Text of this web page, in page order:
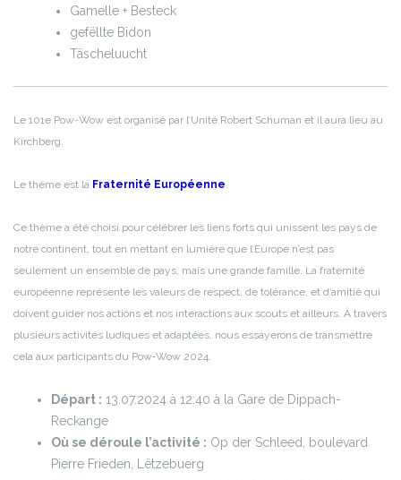
Gamelle + Besteck
gefëllte Bidon
Täscheluucht
Le 101e Pow-Wow est organisé par l’Unité Robert Schuman et il aura lieu au
Kirchberg.
Le thème est la Fraternité Européenne.
Ce thème a été choisi pour célébrer les liens forts qui unissent les pays de
notre continent, tout en mettant en lumière que l’Europe n’est pas
seulement un ensemble de pays, mais une grande famille. La fraternité
européenne représente les valeurs de respect, de tolérance, et d’amitié qui
doivent guider nos actions et nos interactions aux scouts et ailleurs. À travers
plusieurs activités ludiques et adaptées, nous essayerons de transmettre
cela aux participants du Pow‑Wow 2024.
Départ : 13.07.2024 à 12:40 à la Gare de Dippach-
Reckange
Où se déroule l’activité : Op der Schleed, boulevard
Pierre Frieden, Lëtzebuerg